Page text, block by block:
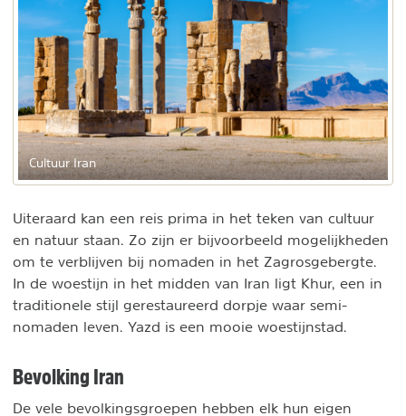
Cultuur Iran
Uiteraard kan een reis prima in het teken van cultuur
en natuur staan. Zo zijn er bijvoorbeeld mogelijkheden
om te verblijven bij nomaden in het Zagrosgebergte.
In de woestijn in het midden van Iran ligt Khur, een in
traditionele stijl gerestaureerd dorpje waar semi-
nomaden leven. Yazd is een mooie woestijnstad.
Bevolking Iran
De vele bevolkingsgroepen hebben elk hun eigen